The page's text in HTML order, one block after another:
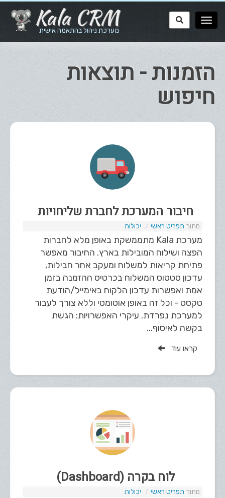
Kala CRM
מערכת ניהול בהתאמה אישית
הזמנות - תוצאות
חיפוש
חיבור המערכת לחברת שליחויות
תפריט ראשי יכולות
מערכת Kala מתממשקת באופן מלא לחברות
הפצה ושילוח המובילות בארץ. החיבור מאפשר
פתיחת קריאות למשלוח ומעקב אחר חבילות,
עדכון סטטוס המשלוח בכרטיס ההזמנה בזמן
אמת ואפשרות עדכון הלקוח באימייל/הודעת
טקסט - וכל זה באופן אוטומטי וללא צורך לעבור
למערכת נפרדת. עיקרי האפשרויות: הגשת
בקשה לאיסוף...
קראו עוד
לוח בקרה (Dashboard)
תפריט ראשי יכולות